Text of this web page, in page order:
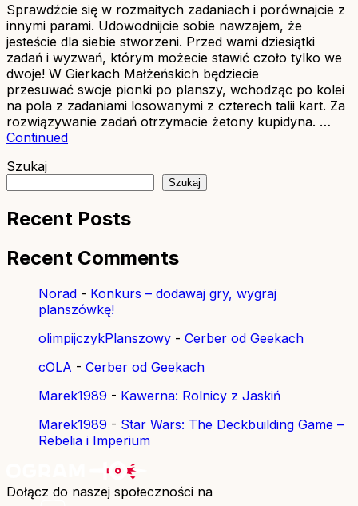
Sprawdźcie się w rozmaitych zadaniach i porównajcie z
innymi parami. Udowodnijcie sobie nawzajem, że
jesteście dla siebie stworzeni. Przed wami dziesiątki
zadań i wyzwań, którym możecie stawić czoło tylko we
dwoje! W Gierkach Małżeńskich będziecie
przesuwać swoje pionki po planszy, wchodząc po kolei
na pola z zadaniami losowanymi z czterech talii kart. Za
rozwiązywanie zadań otrzymacie żetony kupidyna. …
Continued
Szukaj
Szukaj
Recent Posts
Recent Comments
Norad - Konkurs – dodawaj gry, wygraj
planszówkę!
olimpijczykPlanszowy - Cerber od Geekach
cOLA - Cerber od Geekach
Marek1989 - Kawerna: Rolnicy z Jaskiń
Marek1989 - Star Wars: The Deckbuilding Game –
Rebelia i Imperium
Dołącz do naszej społeczności na